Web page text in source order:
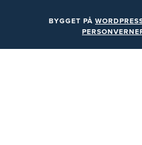
BYGGET PÅ